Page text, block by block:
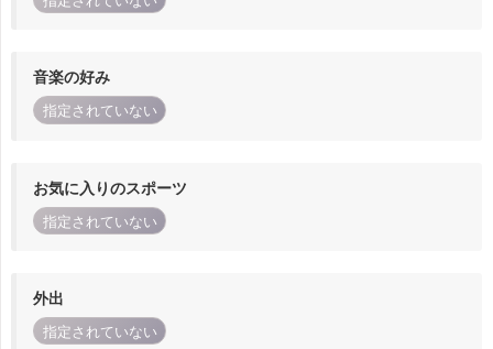
音楽の好み
指定されていない
お気に入りのスポーツ
指定されていない
外出
指定されていない